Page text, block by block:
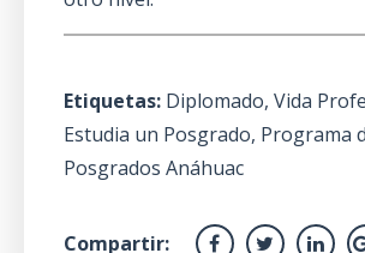
Etiquetas: Diplomado, Vida
Estudia un Posgrado, Programa
Posgrados Anáhuac
Compartir: